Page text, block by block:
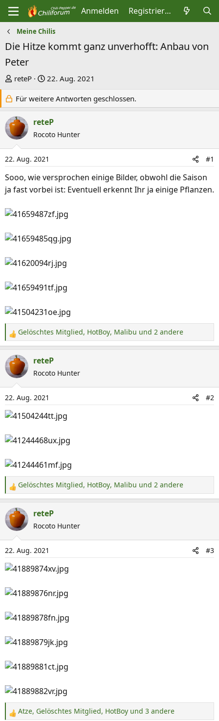
Anmelden Registrieren
Meine Chilis
Die Hitze kommt ganz unverhofft: Anbau von
Peter
E
s
e
l
l
e
reteP
E
s
e
l
l
t
22. Aug. 2021
Für weitere Antworten geschlossen.
reteP
Rocoto Hunter
22. Aug. 2021 #1
Sooo, wie versprochen einige Bilder, obwohl die Saison
ja fast vorbei ist: Eventuell erkennt Ihr ja einige Pflanzen.
R
e
a
k
t
i
o
n
n
:
Gelöschtes Mitglied, HotBoy, Malibu und 2 andere
reteP
Rocoto Hunter
22. Aug. 2021 #2
R
e
a
k
t
i
o
n
n
:
Gelöschtes Mitglied, HotBoy, Malibu und 2 andere
reteP
Rocoto Hunter
22. Aug. 2021 #3
R Atze, Gelöschtes Mitglied, HotBoy und 3 andere